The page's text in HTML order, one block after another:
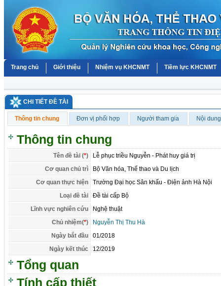
Trang chủ Giới thiệu Nhiệm vụ KHCNMT Tiềm lực KHCNMT
CHI TIẾT ĐỀ TÀI
Thông tin chung Đơn vị phối hợp Người tham gia Nội
Thông tin chung
Tên đề tài (*)
Lễ phục triều Nguyễn - Phát huy giá trị
Cơ quan chủ trì
Bộ Văn hóa, Thể thao và Du lịch
Cơ quan thực hiện
Trường Đại học Sân khấu - Điện ảnh Hà Nội
Loại đề tài
Đề tài cấp Bộ
Lĩnh vực nghiên cứu
Nghệ thuật
Chủ nhiệm(*)
Nguyễn Thị Thu Hà
Ngày bắt đầu
01/2018
Ngày kết thúc
12/2019
Tổng quan
Tính cấp thiết